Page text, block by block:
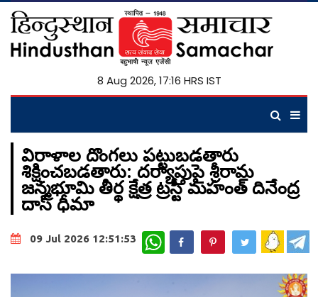
8 Aug 2026, 17:16 HRS IST
విరాళాల దొంగలు పట్టుబడతారు
శిక్షించబడతారు: దర్యాప్తుపై శ్రీరామ
జన్మభూమి తీర్థ క్షేత్ర ట్రస్టీ మహంత్ దినేంద్ర
దాస్ ధీమా
09 Jul 2026 12:51:53 WhatsApp